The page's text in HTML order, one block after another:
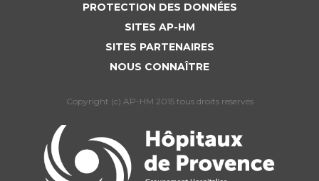
PROTECTION DES DONNÉES
SITES AP-HM
SITES PARTENAIRES
NOUS CONNAÎTRE
Copyright (c) AP-HM 2015 tous droits reservés